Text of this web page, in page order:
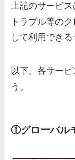
上記のサービ
トラブル等の
して利用でき
以下、各サー
う。
①グローバル